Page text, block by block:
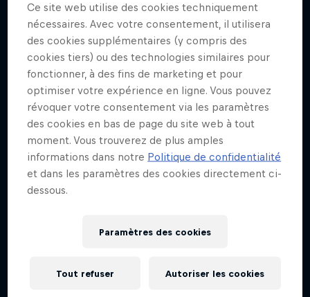
Ce site web utilise des cookies techniquement
nécessaires. Avec votre consentement, il utilisera
des cookies supplémentaires (y compris des
cookies tiers) ou des technologies similaires pour
fonctionner, à des fins de marketing et pour
optimiser votre expérience en ligne. Vous pouvez
révoquer votre consentement via les paramètres
des cookies en bas de page du site web à tout
moment. Vous trouverez de plus amples
informations dans notre Politique de confidentialité
et dans les paramètres des cookies directement ci-
dessous.
Paramètres des cookies
Tout refuser Autoriser les cookies